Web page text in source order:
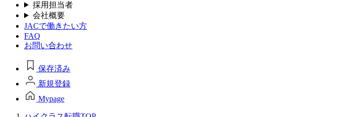
採用担当者
会社概要
JACで働きたい方
FAQ
お問い合わせ
保存済み
新規登録
Mypage